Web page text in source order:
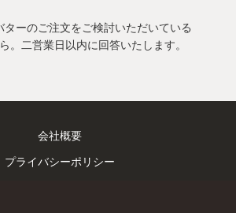
ターのご注文をご検討いただいている
。二営業日以内に回答いたします。
会社概要
プライバシーポリシー